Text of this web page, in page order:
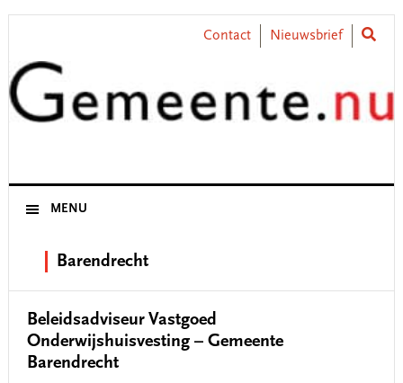
Skip
primary
navigation
Skip
content
Skip
primary
sidebar
Skip
footer
Contact Nieuwsbrief
MENU
Barendrecht
Beleidsadviseur Vastgoed
Onderwijshuisvesting – Gemeente
Barendrecht